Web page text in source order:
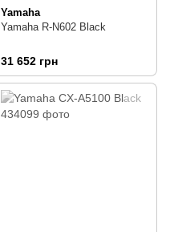
Yamaha
Yamaha R-N602 Black
31 652 грн